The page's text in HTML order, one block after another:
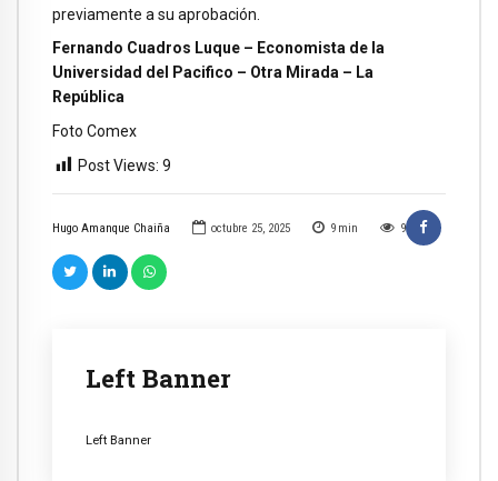
Hugo Amanque Chaiña octubre 25, 2025 9 min 9
Left Banner
Left Banner
previamente a su aprobación.
Fernando Cuadros Luque – Economista de la
Universidad del Pacifico – Otra Mirada – La
República
Foto Comex
Post Views: 9